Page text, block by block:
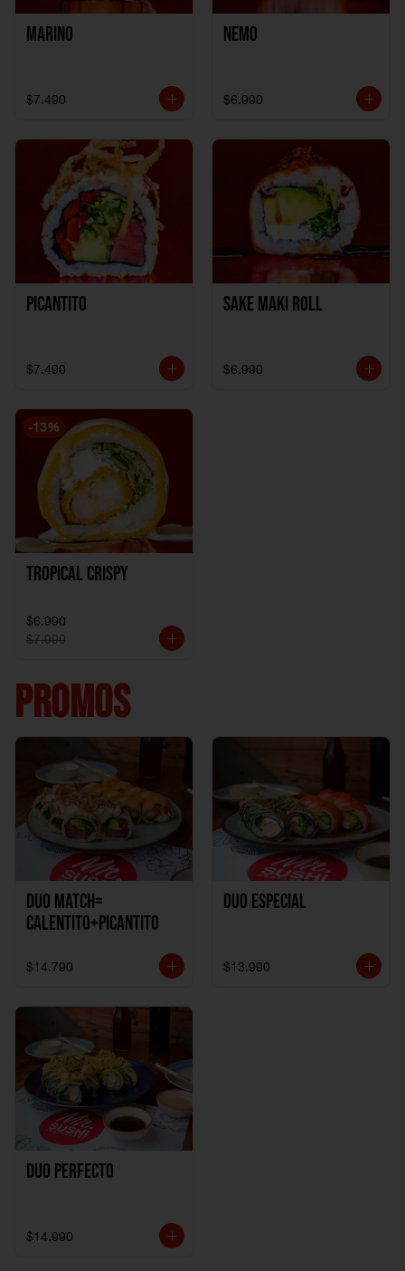
Marino
$7.490
Nemo
$6.990
Picantito
$7.490
Sake Maki Roll
$6.990
-13%
Tropical crispy
$6.990
$7.990
PROMOS
DUO MATCH=
CALENTITO+PICANTITO
$14.790
Duo especial
$13.990
Duo perfecto
$14.990